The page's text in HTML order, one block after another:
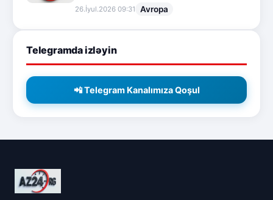
26.İyul.2026 09:31 Avropa
Telegramda izləyin
📲 Telegram Kanalımıza Qoşul